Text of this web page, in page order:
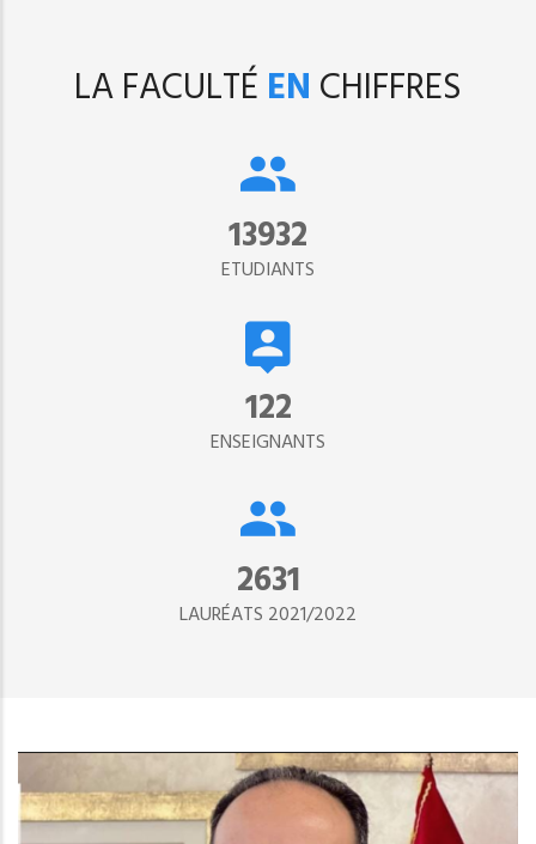
LA FACULTÉ EN CHIFFRES
15302
ETUDIANTS
134
ENSEIGNANTS
2890
LAURÉATS 2021/2022